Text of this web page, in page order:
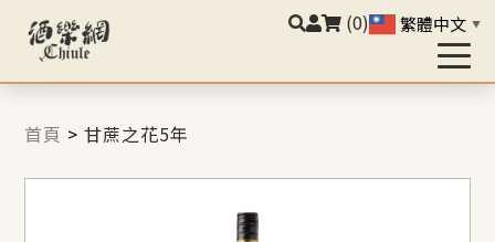
(0) 繁體中文 ▼
首頁 >甘蔗之花5年